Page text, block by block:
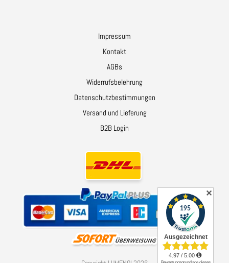
Impressum
Kontakt
AGBs
Widerrufsbelehrung
Datenschutzbestimmungen
Versand und Lieferung
B2B Login
✕